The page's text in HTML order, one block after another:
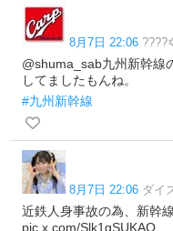
8月7日 22:06
@shuma_sab九州新幹線
してましたもんね。
#九州新幹線
8月7日 22:06 ダイ
近鉄人身事故の為、新幹
pic.x.com/Slk1gSUKAQ